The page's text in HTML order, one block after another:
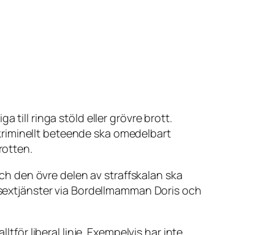
till ringa stöld eller grövre brott.
beteende ska omedelbart
den övre delen av straffskalan ska
via Bordellmamman Doris och
liberal linje. Exempelvis har inte